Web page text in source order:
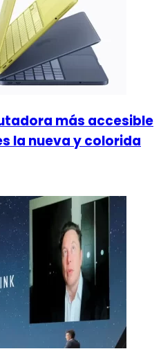
más accesible
la nueva y colorida